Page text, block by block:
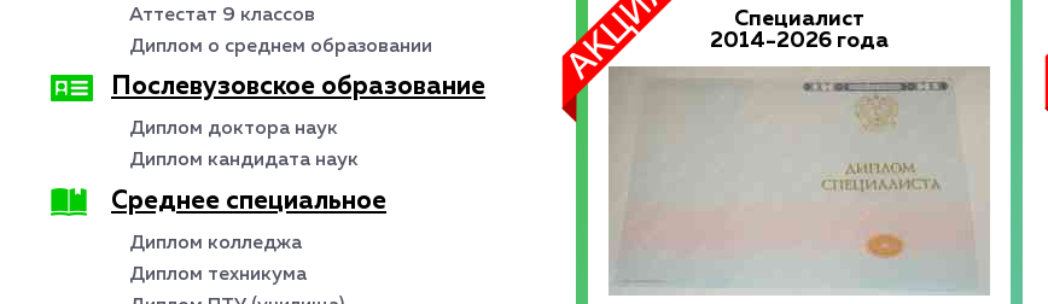
Специалист
2014-2026 года
Аттестат 9 классов
Диплом о среднем образовании
Послевузовское образование
Диплом доктора наук
Диплом кандидата наук
Среднее специальное
Диплом колледжа
Диплом техникума